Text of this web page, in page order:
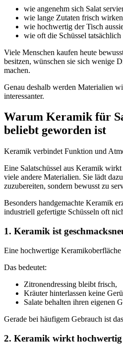
wie angenehm sich Salat
wie lange Zutaten frisch
wie hochwertig der Tisch
wie oft die Schüssel
Viele Menschen kaufen heute
besitzen, wünschen sie sich wenige
machen.
Genau deshalb werden Materialien
interessanter.
Warum Keramik für
beliebt geworden ist
Keramik verbindet Funktion und
Eine Salatschüssel aus Keramik
viele andere Materialien. Sie lädt
zuzubereiten, sondern bewusst zu
Besonders handgemachte Keramik
industriell gefertigte Schüsseln oft
1. Keramik ist
Eine hochwertige
Das bedeutet:
Zitronendressing bleibt frisch,
Kräuter hinterlassen keine
Salate behalten ihren eigenen
Gerade bei häufigem Gebrauch ist
2. Keramik wirkt hochwertig